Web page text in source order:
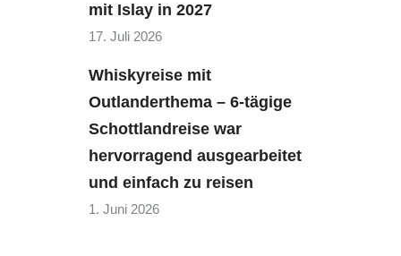
mit Islay in 2027
17. Juli 2026
Whiskyreise mit
Outlanderthema – 6-tägige
Schottlandreise war
hervorragend ausgearbeitet
und einfach zu reisen
1. Juni 2026